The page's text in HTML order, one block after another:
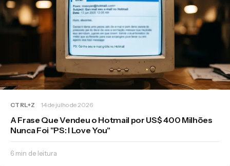
CTRL+Z 14 de julho de 2026
A Frase Que Vendeu o Hotmail por US$ 400 Milhões
Nunca Foi "PS: I Love You"
6 min de leitura